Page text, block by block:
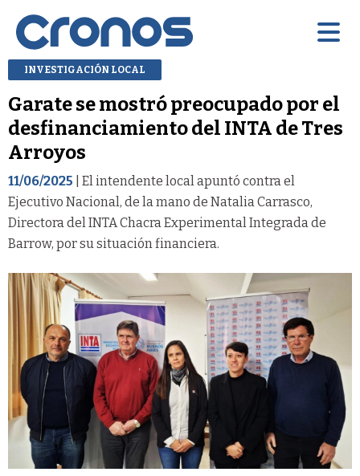
INVESTIGACIÓN LOCAL
Garate se mostró preocupado por el
desfinanciamiento del INTA de Tres
Arroyos
11/06/2025 | El intendente local apuntó contra el
Ejecutivo Nacional, de la mano de Natalia Carrasco,
Directora del INTA Chacra Experimental Integrada de
Barrow, por su situación financiera.